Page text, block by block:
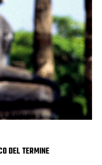
DEL TERMINE